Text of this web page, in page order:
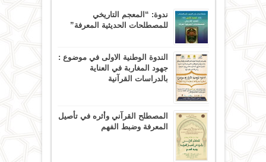
ندوة: “المعجم التاريخي
للمصطلحات الحديثية المعرفة”
الندوة الوطنية الاولى في موضوع :
جهود المغاربة في العناية
بالدراسات القرآنية
المصطلح القرآني وأثره في تأصيل
المعرفة وضبط الفهم